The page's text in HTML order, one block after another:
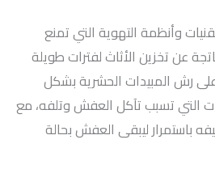
وأنظمة التهوية التي تمنع
عن تخزين الأثاث لفترات طويلة
على رش المبيدات الحشرية بشكل
التي تسبب تآكل العفش وتلفه، مع
باستمرار ليبقى العفش بحالة